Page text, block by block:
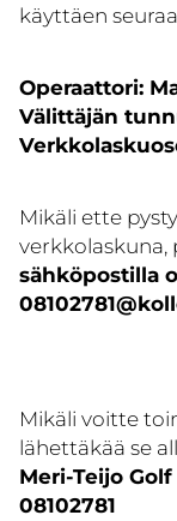
käyttäen
Operaattori:
Välittäjän
Mikäli ette
sähköpostilla
Mikäli voitte
lähettäkää se
Meri-Teijo Golf
08102781